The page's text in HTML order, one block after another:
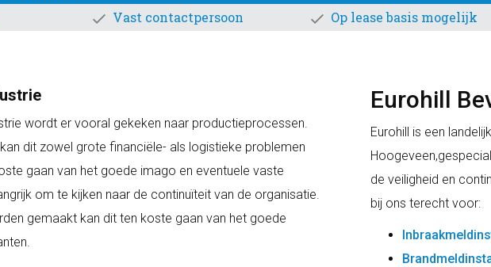
Vast contactpersoon Op lease basis mogelijk
wordt er vooral gekeken naar productieprocessen.
dit zowel grote financiële- als logistieke problemen
gaan van het goede imago en eventuele vaste
om te kijken naar de continuïteit van de organisatie.
gemaakt kan dit ten koste gaan van het goede
Eurohill
Eurohill is een
de veiligheid en
bij ons terecht voor: